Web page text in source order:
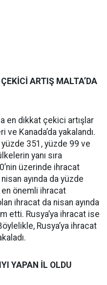
ARTIŞ MALTA’DA
en dikkat çekici artışlar
Kanada’da yakalandı.
351, yüzde 99 ve
yanı sıra
üzerinde ihracat
nisan ayında da yüzde
en önemli ihracat
ihracat da nisan ayında
etti. Rusya’ya ihracat ise
Rusya’ya ihracat
YAPAN İL OLDU